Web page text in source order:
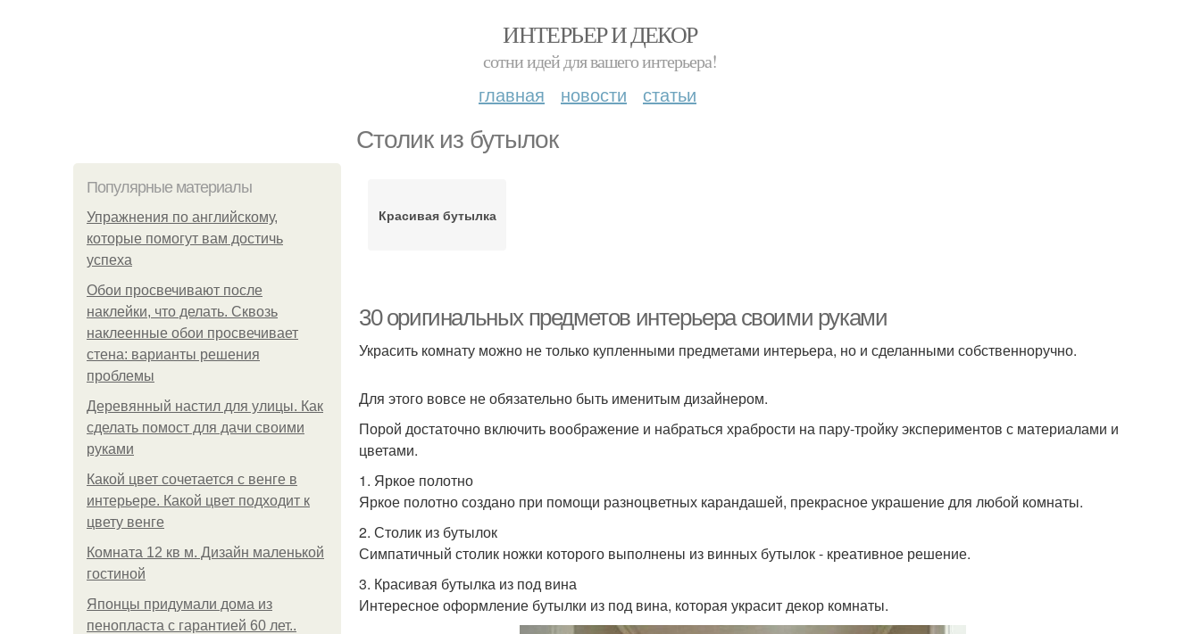
ИНТЕРЬЕР И ДЕКОР
сотни идей для вашего интерьера!
главная новости статьи
Столик из бутылок
Популярные материалы
Упражнения по английскому,
которые помогут вам достичь
успеха
Обои просвечивают после
наклейки, что делать. Сквозь
наклеенные обои просвечивает
стена: варианты решения
проблемы
Деревянный настил для улицы. Как
сделать помост для дачи своими
руками
Какой цвет сочетается с венге в
интерьере. Какой цвет подходит к
цвету венге
Комната 12 кв м. Дизайн маленькой
гостиной
Японцы придумали дома из
пенопласта с гарантией 60 лет..
Красивая бутылка
30 оригинальных предметов интерьера своими руками
Украсить комнату можно не только купленными предметами интерьера, но и сделанными собственноручно.
Для этого вовсе не обязательно быть именитым дизайнером.
Порой достаточно включить воображение и набраться храбрости на пару-тройку экспериментов с материалами и
цветами.
1. Яркое полотно
Яркое полотно создано при помощи разноцветных карандашей, прекрасное украшение для любой комнаты.
2. Столик из бутылок
Симпатичный столик ножки которого выполнены из винных бутылок - креативное решение.
3. Красивая бутылка из под вина
Интересное оформление бутылки из под вина, которая украсит декор комнаты.